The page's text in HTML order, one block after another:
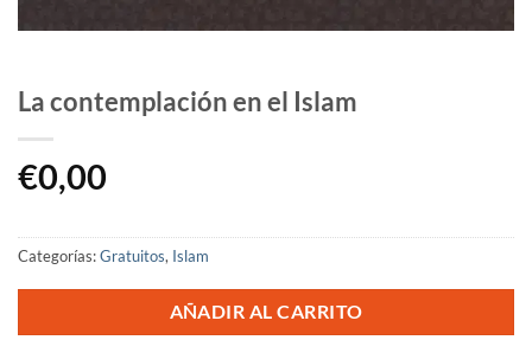
La contemplación en el Islam
€0,00
Categorías:Gratuitos, Islam
AÑADIR AL CARRITO